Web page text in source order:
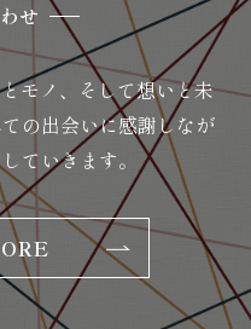
せ
モノ、そして想いと未
の出会いに感謝しなが
ていきます。